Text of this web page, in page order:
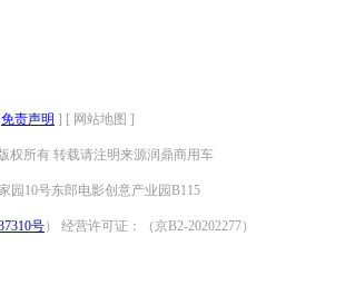
免责声明 ] [ 网站地图 ]
权所有 转载请注明来源润鼎商用车
园10号东郎电影创意产业园B115
号） 经营许可证：（京B2-20202277）